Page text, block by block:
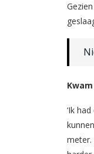
‘Ik
meter.